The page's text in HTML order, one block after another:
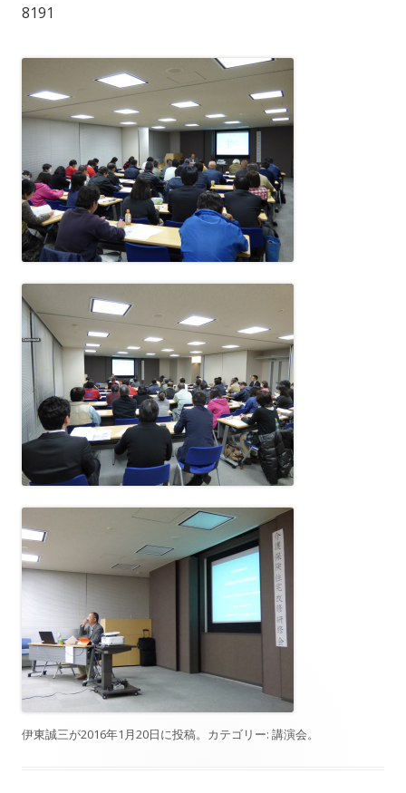
8191
伊東誠三が2016年1月20日に投稿。カテゴリー: 講演会。